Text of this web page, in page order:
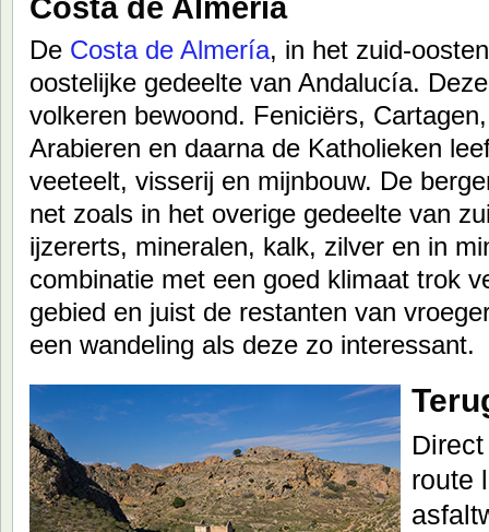
Costa de Almería
De Costa de Almería, in het zuid-
oostelijke gedeelte van Andalucía.
volkeren bewoond. Feniciërs,
Arabieren en daarna de Katholieken
veeteelt, visserij en mijnbouw. De
net zoals in het overige gedeelte van
ijzererts, mineralen, kalk, zilver en in
combinatie met een goed klimaat trok
gebied en juist de restanten van
een wandeling als deze zo interessant.
route